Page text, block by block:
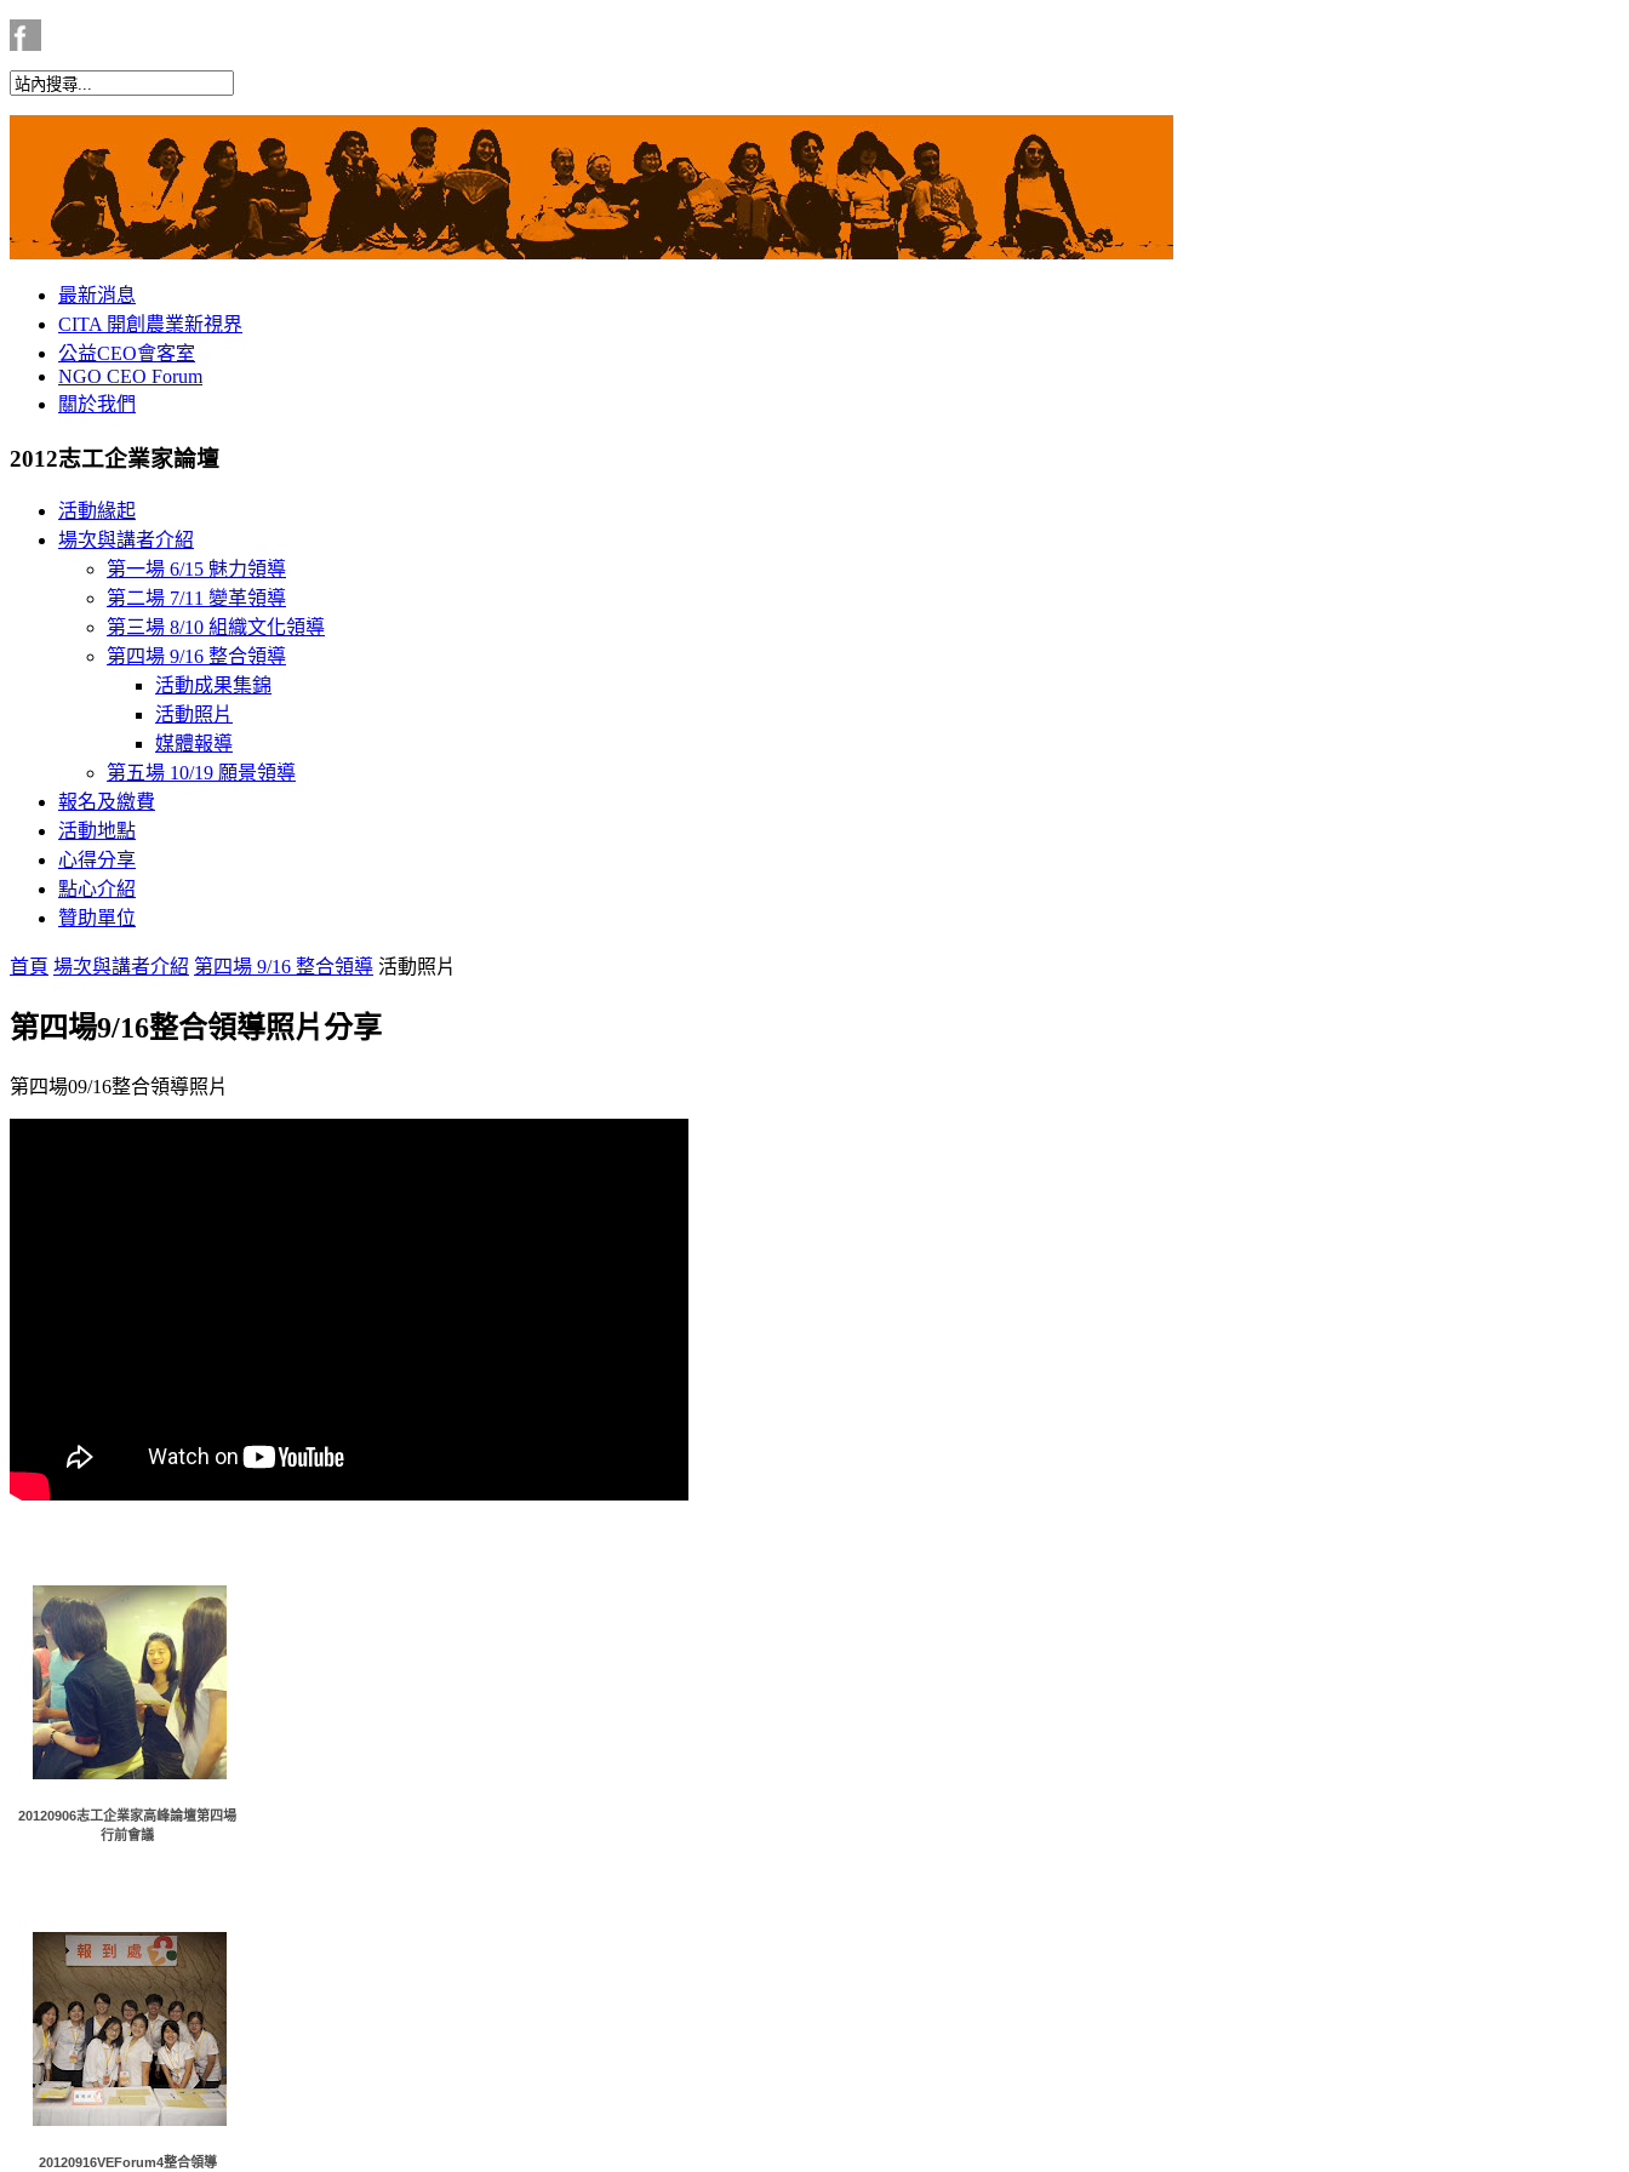
最新消息
CITA 開創農業新視界
公益CEO會客室
NGO CEO Forum
關於我們
2012志工企業家論壇
活動緣起
場次與講者介紹
第一場 6/15 魅力領導
第二場 7/11 變革領導
第三場 8/10 組織文化領導
第四場 9/16 整合領導
活動成果集錦
活動照片
媒體報導
第五場 10/19 願景領導
報名及繳費
活動地點
心得分享
點心介紹
贊助單位
首頁 場次與講者介紹 第四場 9/16 整合領導 活動照片
第四場9/16整合領導照片分享
第四場09/16整合領導照片
20120906志工企業家高峰論壇第四場
行前會議
20120916VEForum4整合領導